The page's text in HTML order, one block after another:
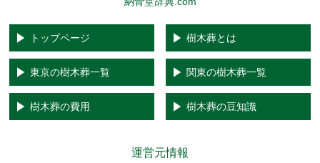
トップページ 樹木葬とは
東京の樹木葬一覧 関東の樹木葬一覧
樹木葬の費用 樹木葬の豆知識
運営元情報